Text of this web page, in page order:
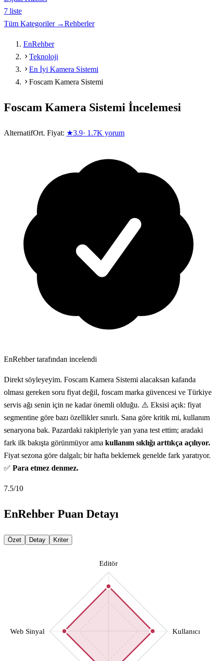
7 liste
Tüm Kategoriler →Rehberler
EnRehber
Teknoloji
En İyi Kamera Sistemi
Foscam Kamera Sistemi
Foscam Kamera Sistemi İncelemesi
AlternatifOrt. Fiyat: ★3.9· 1.7K yorum
EnRehber tarafından incelendi
Direkt söyleyeyim. Foscam Kamera Sistemi alacaksan kafanda
olması gereken soru fiyat değil, foscam marka güvencesi ve Türkiye
servis ağı senin için ne kadar önemli olduğu. ⚠️ Eksisi açık: fiyat
segmentine göre bazı özellikler sınırlı. Sana göre kritik mi, kullanım
senaryona bak. Pazardaki rakipleriyle yan yana test ettim; aradaki
fark ilk bakışta görünmüyor ama kullanım sıklığı arttıkça açılıyor.
Fiyat sezona göre dalgalı; bir hafta beklemek genelde fark yaratıyor.
✅ Para etmez denmez.
7.5/10
EnRehber Puan Detayı
Özet Detay Kriter
Editör
Kullanıcı
Web Sinyal